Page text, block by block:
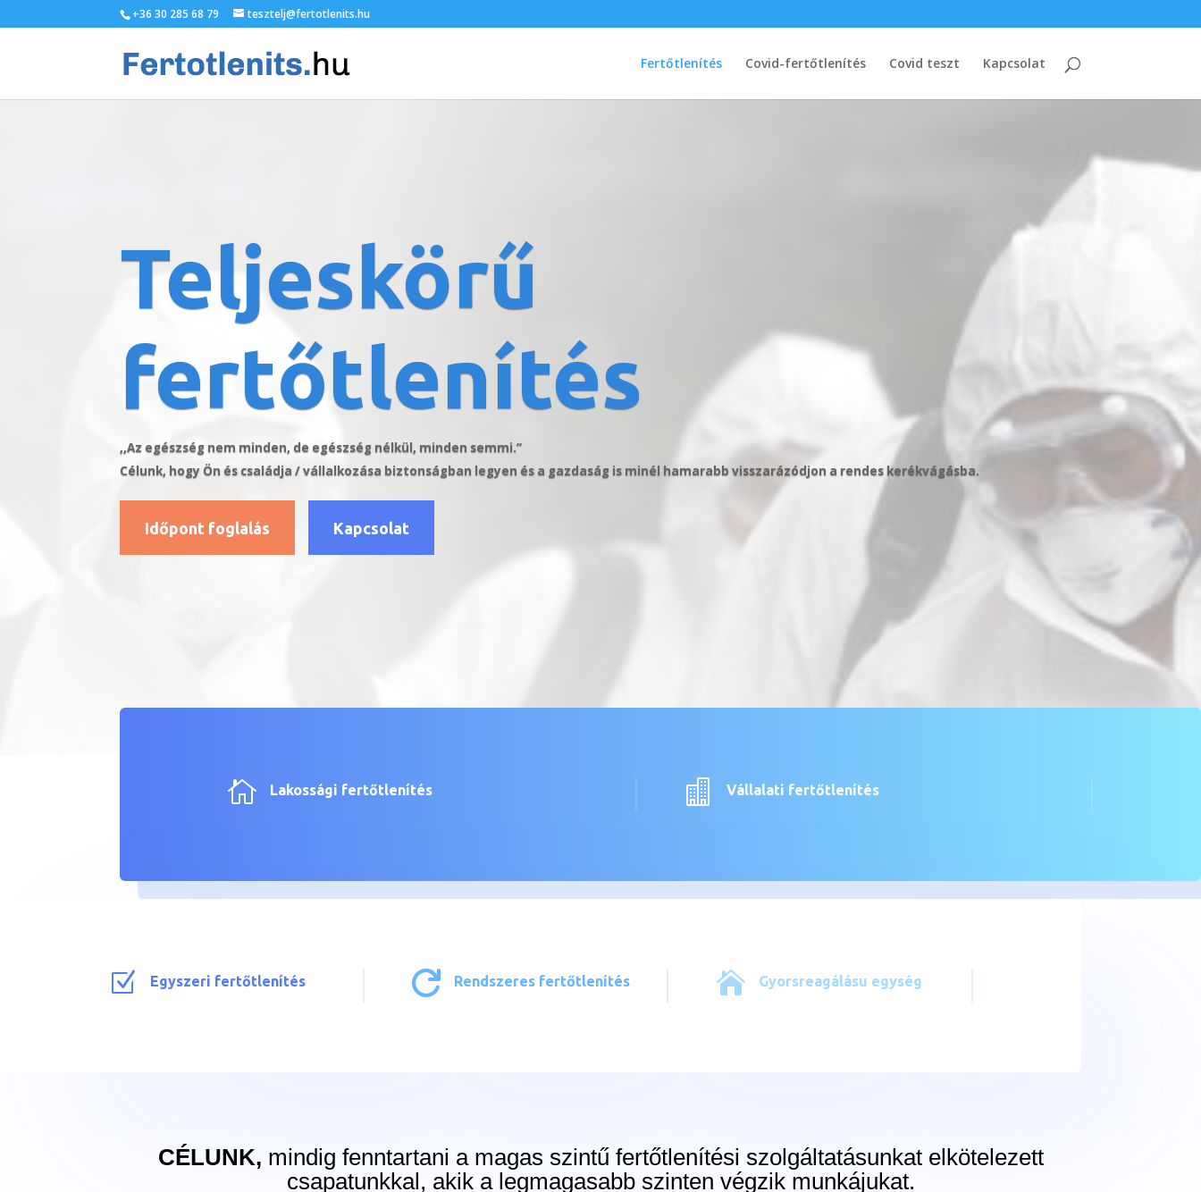
+36 30 285 68 79 tesztelj@fertotlenits.hu
Fertőtlenítés Covid-fertőtlenítés Covid teszt Kapcsolat
Teljeskörű
fertőtlenítés
,,Az egészség nem minden, de egészség nélkül, minden semmi.”
Célunk, hogy Ön és családja / vállalkozása biztonságban legyen és a gazdaság is minél hamarabb visszarázódjon a rendes kerékvágásba.
Időpont foglalás Kapcsolat
 Lakossági fertőtlenítés  Vállalati fertőtlenítés
Z Egyszeri fertőtlenítés  Rendszeres fertőtlenítés  Gyorsreagálásu egység
CÉLUNK, mindig fenntartani a magas szintű fertőtlenítési szolgáltatásunkat elkötelezett
csapatunkkal, akik a legmagasabb szinten végzik munkájukat.